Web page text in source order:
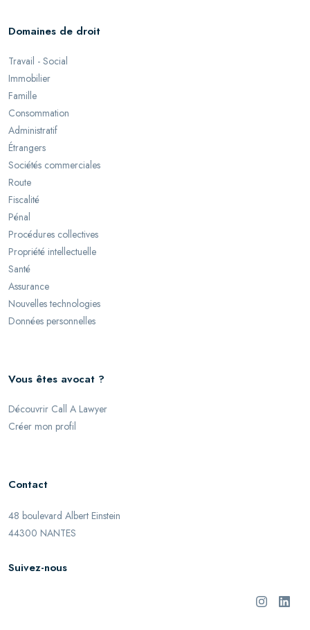
Domaines de droit
Travail - Social
Immobilier
Famille
Consommation
Administratif
Étrangers
Sociétés commerciales
Route
Fiscalité
Pénal
Procédures collectives
Propriété intellectuelle
Santé
Assurance
Nouvelles technologies
Données personnelles
Vous êtes avocat ?
Découvrir Call A Lawyer
Créer mon profil
Contact
48 boulevard Albert Einstein
44300 NANTES
Suivez-nous